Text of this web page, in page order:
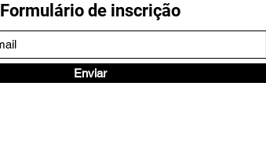
Formulário de inscrição
Enviar